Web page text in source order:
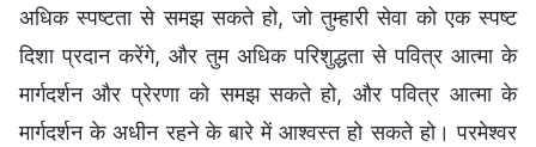
अधिक स्पष्टता से समझ सकते हो, जो तुम्हारी सेवा को एक स्पष्ट
दिशा प्रदान करेंगे, और तुम अधिक परिशुद्धता से पवित्र आत्मा के
मार्गदर्शन और प्रेरणा को समझ सकते हो, और पवित्र आत्मा के
मार्गदर्शन के अधीन रहने के बारे में आश्वस्त हो सकते हो। परमेश्वर